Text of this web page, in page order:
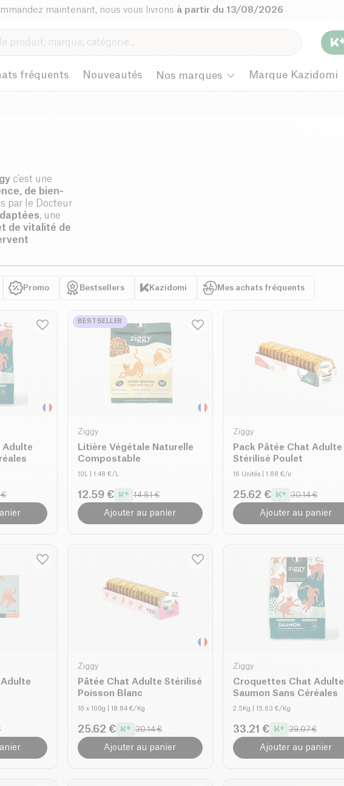
maintenant, nous vous livrons à partir du 13/08/2026
fréquents Nouveautés Nos marques Marque Kazidomi
c’est une
de bien-
par le Docteur
, une
de vitalité de
On adore!
Promo Bestsellers Kazidomi Mes achats fréquents
Adulte
€
BESTSELLER
Ziggy
Litière Végétale Naturelle
Compostable
10L | 1.48 €/L
12.59 € 14.81 €
Ajouter au panier
Ziggy
Pack Pâtée Chat Adulte
Stérilisé Poulet
16 Unités | 1.88 €/u
25.62 € 30.14 €
Ajouter au panier
Ziggy
Pâtée Chat Adulte Stérilisé
Poisson Blanc
16 x 100g | 18.84 €/Kg
25.62 € 30.14 €
Ajouter au panier
Ziggy
Croquettes Chat Adulte
Saumon Sans Céréales
2.5Kg | 15.63 €/Kg
33.21 € 39.07 €
Ajouter au panier